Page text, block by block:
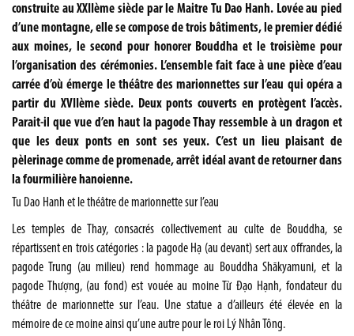
construite au XXIIème siècle par le Maitre Tu Dao Hanh. Lovée au pied
d’une montagne, elle se compose de trois bâtiments, le premier dédié
aux moines, le second pour honorer Bouddha et le troisième pour
l’organisation des cérémonies. L’ensemble fait face à une pièce d’eau
carrée d’où émerge le théâtre des marionnettes sur l’eau qui opéra a
partir du XVIIème siècle. Deux ponts couverts en protègent l’accès.
Parait-il que vue d’en haut la pagode Thay ressemble à un dragon et
que les deux ponts en sont ses yeux. C’est un lieu plaisant de
pèlerinage comme de promenade, arrêt idéal avant de retourner dans
la fourmilière hanoienne.
Tu Dao Hanh et le théâtre de marionnette sur l’eau
Les temples de Thay, consacrés collectivement au culte de Bouddha, se
répartissent en trois catégories : la pagode Hạ (au devant) sert aux offrandes, la
pagode Trung (au milieu) rend hommage au Bouddha Shākyamuni, et la
pagode Thượng, (au fond) est vouée au moine Từ Đạo Hạnh, fondateur du
théâtre de marionnette sur l’eau. Une statue a d’ailleurs été élevée en la
mémoire de ce moine ainsi qu’une autre pour le roi Lý Nhân Tông.